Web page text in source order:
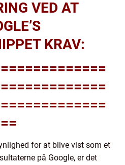
VED AT
KRAV:
for at blive vist som et
på Google, er det